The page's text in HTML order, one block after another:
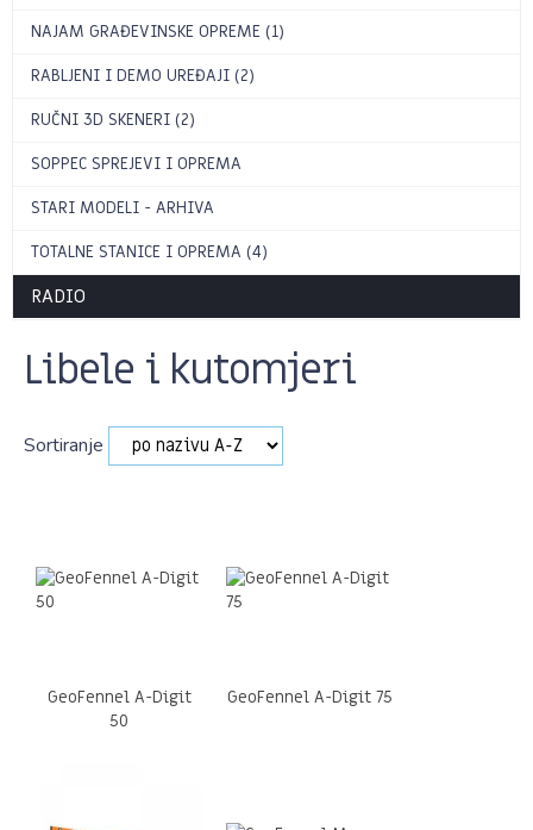
NAJAM GRAĐEVINSKE OPREME (1)
RABLJENI I DEMO UREĐAJI (2)
RUČNI 3D SKENERI (2)
SOPPEC SPREJEVI I OPREMA
STARI MODELI - ARHIVA
TOTALNE STANICE I OPREMA (4)
RADIO
Libele i kutomjeri
Sortiranje
GeoFennel A-Digit
50
GeoFennel A-Digit 75